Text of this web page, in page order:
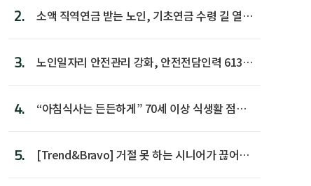
2.
소액 직역연금 받는 노인, 기초연금 수령 길 열린
3.
노인일자리 안전관리 강화, 안전전담인력 613명
4.
“아침식사는 든든하게” 70세 이상 식생활 점수
5.
[Trend&Bravo] 거절 못 하는 시니어가 끊어야